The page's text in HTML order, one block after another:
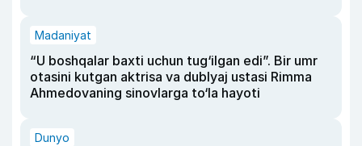
Madaniyat
“U boshqalar baxti uchun tug‘ilgan edi”. Bir umr
otasini kutgan aktrisa va dublyaj ustasi Rimma
Ahmedovaning sinovlarga to‘la hayoti
Dunyo